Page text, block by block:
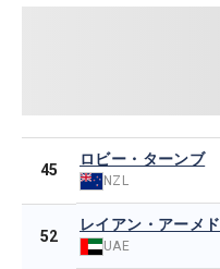
45
ロビー・ターンブ
NZL
52
レイアン・アーメド
UAE